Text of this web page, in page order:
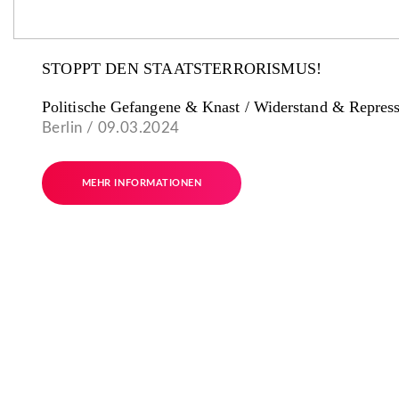
STOPPT DEN STAATSTERRORISMUS!
Politische Gefangene & Knast / Widerstand &
Berlin / 09.03.2024
MEHR INFORMATIONEN